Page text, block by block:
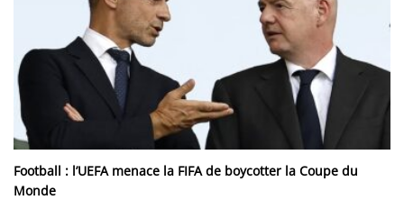
Football : l’UEFA menace la FIFA de boycotter la Coupe du
Monde